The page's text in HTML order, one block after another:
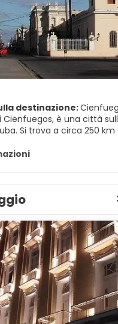
destinazione:
Cienfuegos, è una città
Si trova a circa 250 km
Perla del Sur (Perla del
fuegos che significa